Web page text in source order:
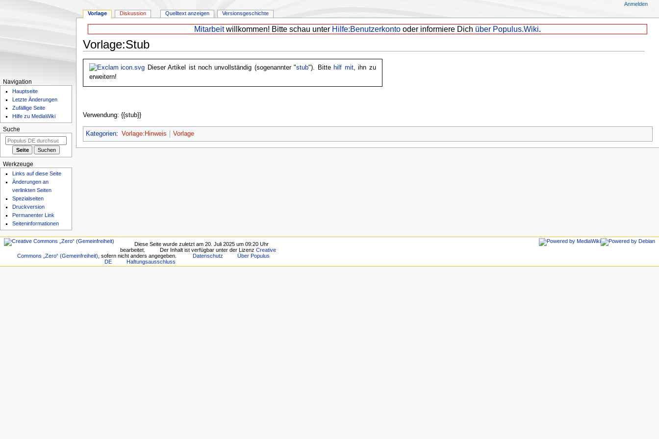
Mitarbeitwillkommen! Bitte schau unter Hilfe:Benutzerkonto oder informiere Dich über Populus.Wiki.
Vorlage:Stub
Zur
Navigation
Zur
Suche
Dieser Artikel ist noch unvollständig (sogenannter "stub"). Bitte hilf mit, ihn zu
erweitern!
Verwendung: {{stub}}
Kategorien: Vorlage:Hinweis Vorlage
Vorlage Diskussion Quelltext anzeigen Versionsgeschichte
Anmelden
Navigation
Hauptseite
Letzte Änderungen
Zufällige Seite
Hilfe zu MediaWiki
Suche
Werkzeuge
Links auf diese Seite
Änderungen an
verlinkten Seiten
Spezialseiten
Druckversion
Permanenter Link
Seiten­­informationen
Diese Seite wurde zuletzt am 20. Juli 2025 um 09:20 Uhr
bearbeitet.
Der Inhalt ist verfügbar unter der Lizenz Creative
Commons „Zero“ (Gemeinfreiheit) , sofern nicht anders angegeben. Datenschutz
Über Populus
DE
Haftungsausschluss